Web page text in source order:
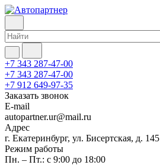
+7 343 287-47-00
+7 343 287-47-00
+7 912 649-97-35
Заказать звонок
E-mail
autopartner.ur@mail.ru
Адрес
г. Екатеринбург, ул. Бисертская, д. 145
Режим работы
Пн. – Пт.: с 9:00 до 18:00